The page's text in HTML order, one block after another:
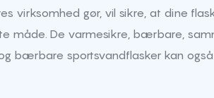
virksomhed gør, vil sikre, at dine
måde. De varmesikre, bærbare,
bærbare sportsvandflasker kan